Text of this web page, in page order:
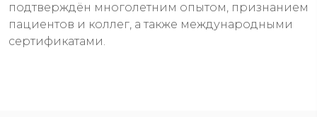
подтверждён многолетним опытом, признанием
пациентов и коллег, а также международными
сертификатами.